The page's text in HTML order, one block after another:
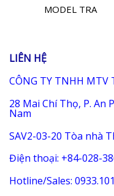
MODEL TRA
LIÊN HỆ
CÔNG TY TNHH MTV
28 Mai Chí Thọ, P. An
Nam
SAV2-03-20 Tòa nhà
Điện thoại: +84-028-
Hotline/Sales: